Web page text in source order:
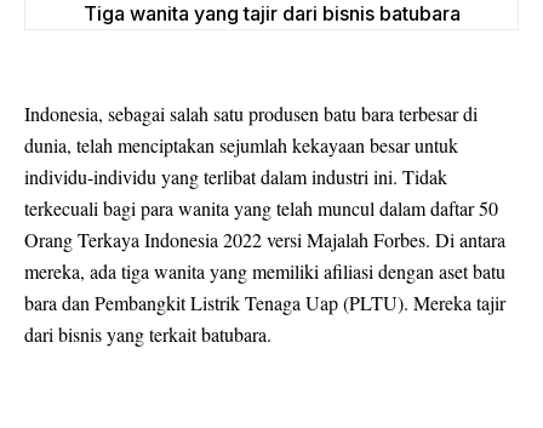
Tiga wanita yang tajir dari bisnis batubara
Indonesia, sebagai salah satu produsen batu bara terbesar di
dunia, telah menciptakan sejumlah kekayaan besar untuk
individu-individu yang terlibat dalam industri ini. Tidak
terkecuali bagi para wanita yang telah muncul dalam daftar 50
Orang Terkaya Indonesia 2022 versi Majalah Forbes. Di antara
mereka, ada tiga wanita yang memiliki afiliasi dengan aset batu
bara dan Pembangkit Listrik Tenaga Uap (PLTU). Mereka tajir
dari bisnis yang terkait batubara.